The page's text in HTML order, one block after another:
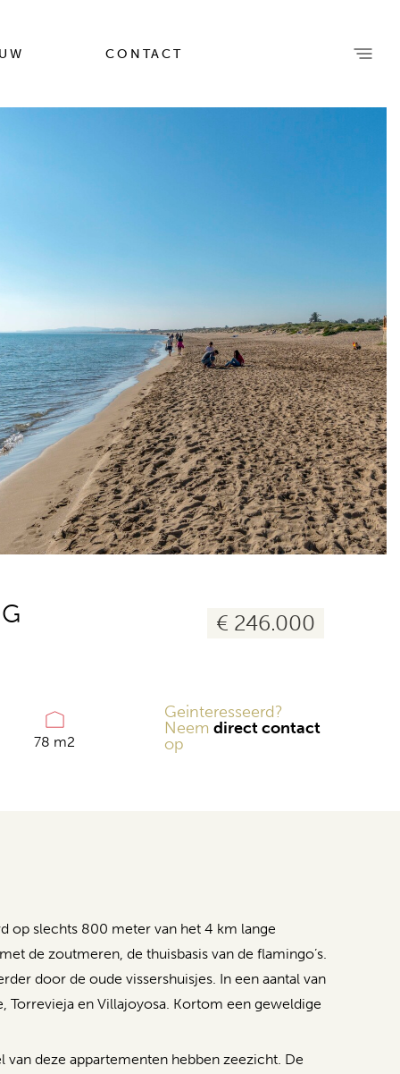
CONTACT
16 foto's
€ 246.000
78 m2
Geinteresseerd?
Neem direct contact
op
op slechts 800 meter van het 4 km lange
de zoutmeren, de thuisbasis van de flamingo’s.
door de oude vissershuisjes. In een aantal van
Torrevieja en Villajoyosa. Kortom een geweldige
deze appartementen hebben zeezicht. De